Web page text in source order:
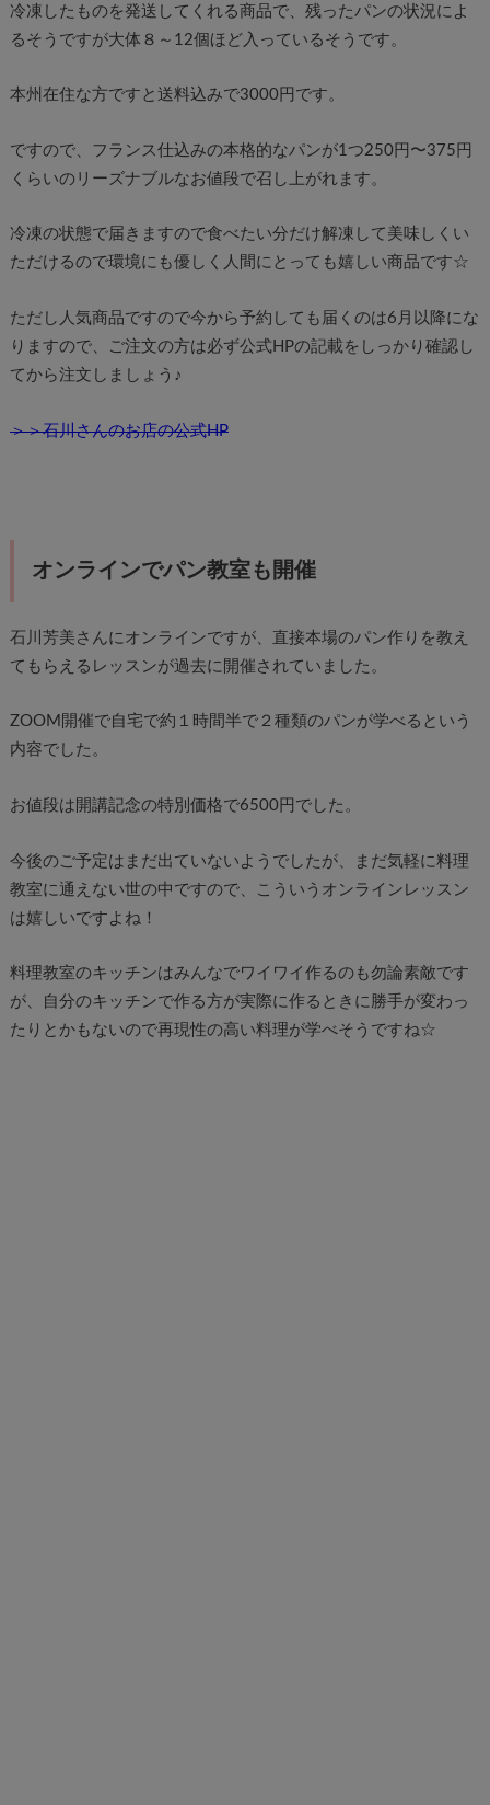
冷凍したものを発送してくれる商品で、残ったパンの状況によ
るそうですが大体８～12個ほど入っているそうです。
本州在住な方ですと送料込みで3000円です。
ですので、フランス仕込みの本格的なパンが1つ250円〜375円
くらいのリーズナブルなお値段で召し上がれます。
冷凍の状態で届きますので食べたい分だけ解凍して美味しくい
ただけるので環境にも優しく人間にとっても嬉しい商品です☆
ただし人気商品ですので今から予約しても届くのは6月以降にな
りますので、ご注文の方は必ず公式HPの記載をしっかり確認し
てから注文しましょう♪
＞＞石川さんのお店の公式HP
オンラインでパン教室も開催
石川芳美さんにオンラインですが、直接本場のパン作りを教え
てもらえるレッスンが過去に開催されていました。
ZOOM開催で自宅で約１時間半で２種類のパンが学べるという
内容でした。
お値段は開講記念の特別価格で6500円でした。
今後のご予定はまだ出ていないようでしたが、まだ気軽に料理
教室に通えない世の中ですので、こういうオンラインレッスン
は嬉しいですよね！
料理教室のキッチンはみんなでワイワイ作るのも勿論素敵です
が、自分のキッチンで作る方が実際に作るときに勝手が変わっ
たりとかもないので再現性の高い料理が学べそうですね☆